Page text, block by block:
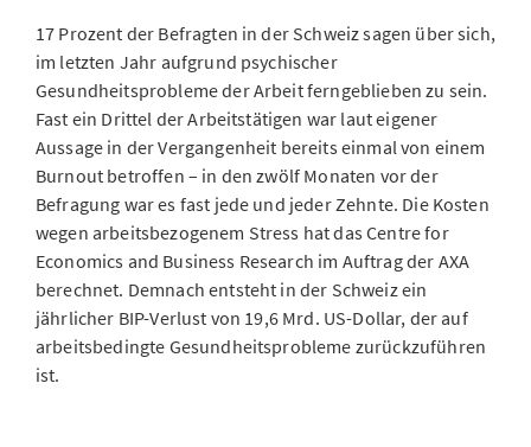
17 Prozent der Befragten in der Schweiz sagen über sich,
im letzten Jahr aufgrund psychischer
Gesundheitsprobleme der Arbeit ferngeblieben zu sein.
Fast ein Drittel der Arbeitstätigen war laut eigener
Aussage in der Vergangenheit bereits einmal von einem
Burnout betroffen – in den zwölf Monaten vor der
Befragung war es fast jede und jeder Zehnte. Die Kosten
wegen arbeitsbezogenem Stress hat das Centre for
Economics and Business Research im Auftrag der AXA
berechnet. Demnach entsteht in der Schweiz ein
jährlicher BIP-Verlust von 19,6 Mrd. US-Dollar, der auf
arbeitsbedingte Gesundheitsprobleme zurückzuführen
ist.